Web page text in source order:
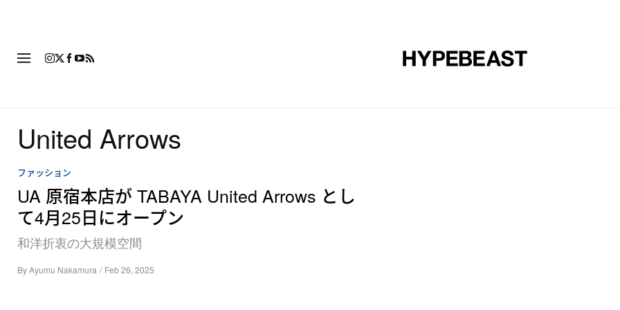
United Arrows
ファッション
UA 原宿本店が TABAYA United Arrows とし
て4月25日にオープン
和洋折衷の大規模空間
ByAyumu Nakamura / Feb 26, 2025